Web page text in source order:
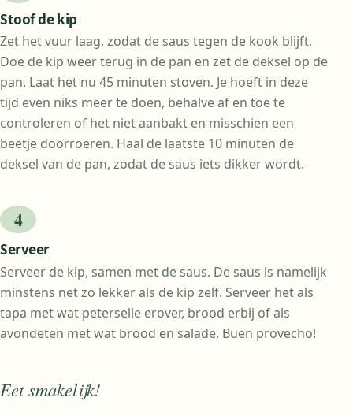
Stoof de kip
Zet het vuur laag, zodat de saus tegen de kook blijft.
Doe de kip weer terug in de pan en zet de deksel op de
pan. Laat het nu 45 minuten stoven. Je hoeft in deze
tijd even niks meer te doen, behalve af en toe te
controleren of het niet aanbakt en misschien een
beetje doorroeren. Haal de laatste 10 minuten de
deksel van de pan, zodat de saus iets dikker wordt.
Serveer
Serveer de kip, samen met de saus. De saus is namelijk
minstens net zo lekker als de kip zelf. Serveer het als
tapa met wat peterselie erover, brood erbij of als
avondeten met wat brood en salade. Buen provecho!
Eet smakelijk!